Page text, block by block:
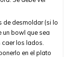
de desmoldar (si lo
un bowl que sea
los lados.
en el plato